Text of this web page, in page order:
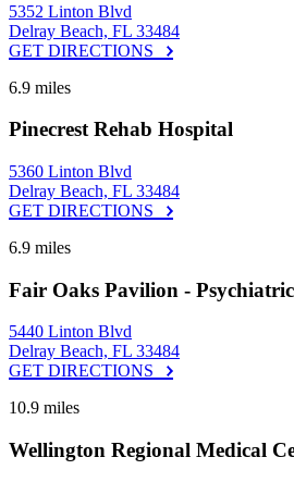
5352 Linton Blvd
Delray Beach, FL 33484
GET DIRECTIONS
6.9 miles
Pinecrest Rehab Hospital
5360 Linton Blvd
Delray Beach, FL 33484
GET DIRECTIONS
6.9 miles
Fair Oaks Pavilion -
5440 Linton Blvd
Delray Beach, FL 33484
GET DIRECTIONS
10.9 miles
Wellington Regional Medical